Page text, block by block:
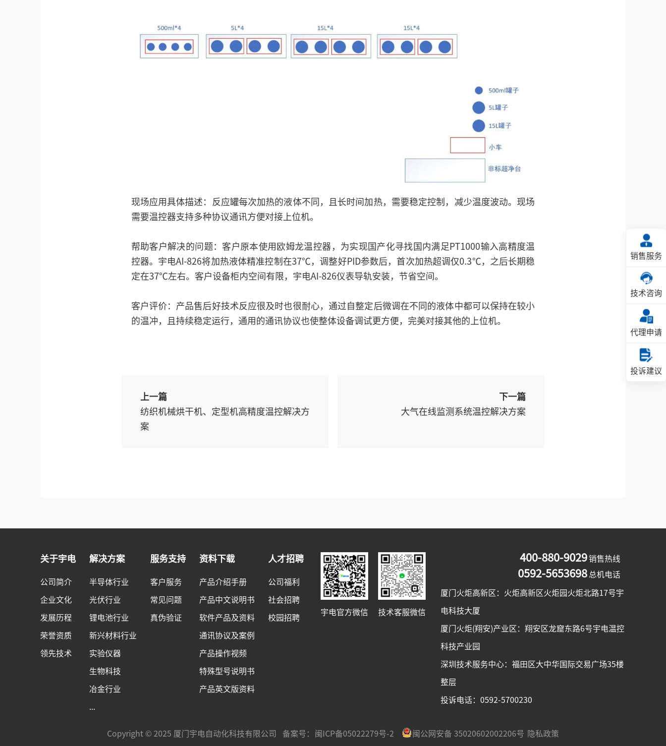
现场应用具体描述：反应罐每次加热的液体不同，且长时间加热，需要稳定控制，减少温度波动。现场
需要温控器支持多种协议通讯方便对接上位机。
帮助客户解决的问题：客户原本使用欧姆龙温控器，为实现国产化寻找国内满足PT1000输入高精度温
控器。宇电AI-826将加热液体精准控制在37℃，调整好PID参数后，首次加热超调仅0.3℃，之后长期稳
定在37℃左右。客户设备柜内空间有限，宇电AI-826仪表导轨安装，节省空间。
客户评价：产品售后好技术反应很及时也很耐心，通过自整定后微调在不同的液体中都可以保持在较小
的温冲，且持续稳定运行，通用的通讯协议也使整体设备调试更方便，完美对接其他的上位机。
上一篇
纺织机械烘干机、定型机高精度温控解决方
案
下一篇
大气在线监测系统温控解决方案
销售服务
技术咨询
代理申请
投诉建议
关于宇电
公司简介
企业文化
发展历程
荣誉资质
领先技术
解决方案
半导体行业
光伏行业
锂电池行业
新兴材料行业
实验仪器
生物科技
冶金行业
...
服务支持
客户服务
常见问题
真伪验证
资料下载
产品介绍手册
产品中文说明书
软件产品及资料
通讯协议及案例
产品操作视频
特殊型号说明书
产品英文版资料
人才招聘
公司福利
社会招聘
校园招聘
宇电官方微信 技术客服微信
400-880-9029 销售热线
0592-5653698 总机电话
厦门火炬高新区：火炬高新区火炬园火炬北路17号宇
电科技大厦
厦门火炬(翔安)产业区：翔安区龙窟东路6号宇电温控
科技产业园
深圳技术服务中心：福田区大中华国际交易广场35楼
整层
投诉电话：0592-5700230
Copyright © 2025 厦门宇电自动化科技有限公司 备案号： 闽ICP备05022279号-2 闽公网安备 35020602002206号 隐私政策